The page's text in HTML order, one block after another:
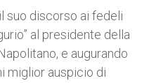
suo discorso ai fedeli
al presidente della
e augurando
miglior auspicio di